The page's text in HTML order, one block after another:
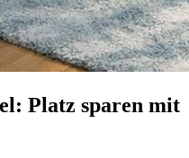
Platz sparen mit